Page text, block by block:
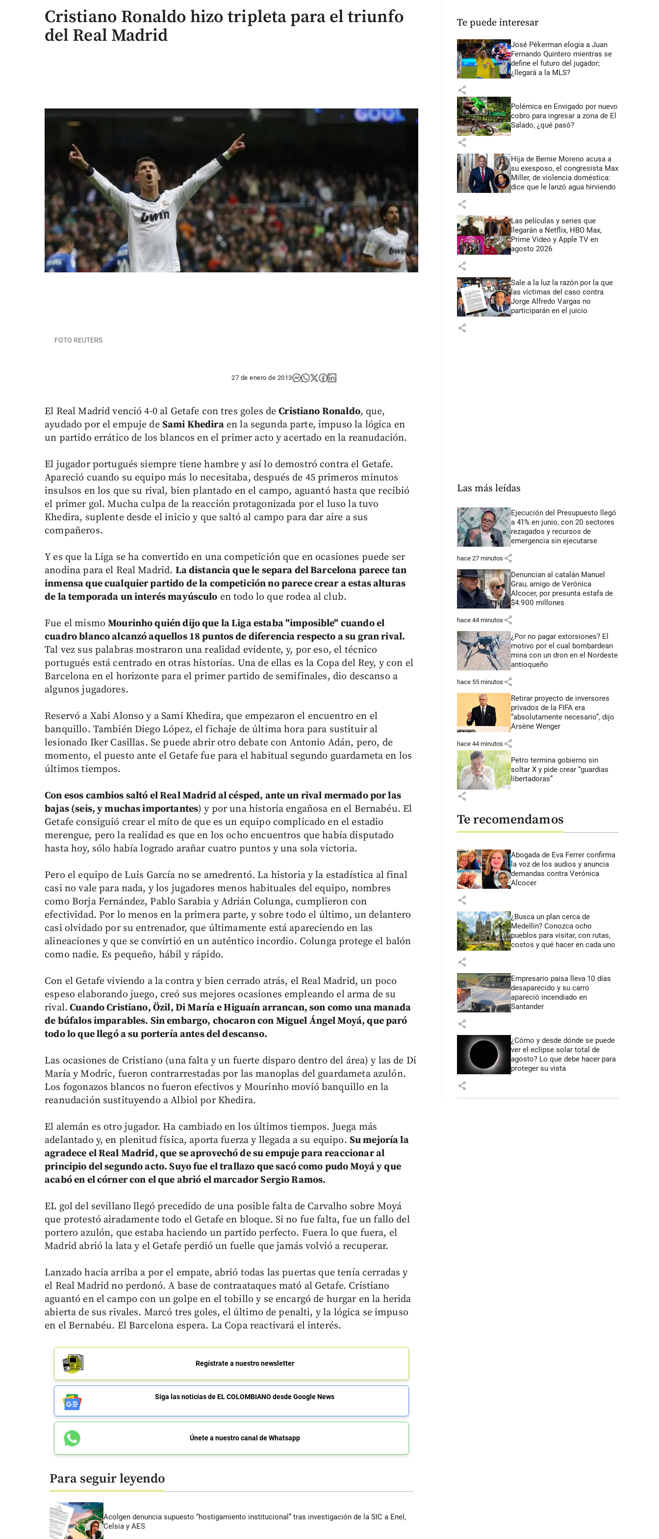
Cristiano Ronaldo hizo tripleta para el triunfo
del Real Madrid
FOTO REUTERS
27 de enero de 2013
El Real Madrid venció 4-0 al Getafe con tres goles deCristiano Ronaldo, que,
ayudado por el empuje de Sami Khediraen la segunda parte, impuso la lógica en
un partido errático de los blancos en el primer acto y acertado en la reanudación.
El jugador portugués siempre tiene hambre y así lo demostró contra el Getafe.
Apareció cuando su equipo más lo necesitaba, después de 45 primeros minutos
insulsos en los que su rival, bien plantado en el campo, aguantó hasta que recibió
el primer gol. Mucha culpa de la reacción protagonizada por el luso la tuvo
Khedira, suplente desde el inicio y que saltó al campo para dar aire a sus
compañeros.
Y es que la Liga se ha convertido en una competición que en ocasiones puede ser
anodina para el Real Madrid. La distancia que le separa del Barcelona parece tan
inmensa que cualquier partido de la competición no parece crear a estas alturas
de la temporada un interés mayúsculo en todo lo que rodea al club.
Fue el mismoMourinho quién dijo que la Liga estaba "imposible" cuando el
cuadro blanco alcanzó aquellos 18 puntos de diferencia respecto a su gran rival.
Tal vez sus palabras mostraron una realidad evidente, y, por eso, el técnico
portugués está centrado en otras historias. Una de ellas es la Copa del Rey, y con el
Barcelona en el horizonte para el primer partido de semifinales, dio descanso a
algunos jugadores.
Reservó a Xabi Alonso y a Sami Khedira, que empezaron el encuentro en el
banquillo. También Diego López, el fichaje de última hora para sustituir al
lesionado Iker Casillas. Se puede abrir otro debate con Antonio Adán, pero, de
momento, el puesto ante el Getafe fue para el habitual segundo guardameta en los
últimos tiempos.
Con esos cambios saltó el Real Madrid al césped, ante un rival mermado por las
bajas (seis, y muchas importantes) y por una historia engañosa en el Bernabéu. El
Getafe consiguió crear el mito de que es un equipo complicado en el estadio
merengue, pero la realidad es que en los ocho encuentros que había disputado
hasta hoy, sólo había logrado arañar cuatro puntos y una sola victoria.
Pero el equipo de Luis García no se amedrentó. La historia y la estadística al final
casi no vale para nada, y los jugadores menos habituales del equipo, nombres
como Borja Fernández, Pablo Sarabia y Adrián Colunga, cumplieron con
efectividad. Por lo menos en la primera parte, y sobre todo el último, un delantero
casi olvidado por su entrenador, que últimamente está apareciendo en las
alineaciones y que se convirtió en un auténtico incordio. Colunga protege el balón
como nadie. Es pequeño, hábil y rápido.
Con el Getafe viviendo a la contra y bien cerrado atrás, el Real Madrid, un poco
espeso elaborando juego, creó sus mejores ocasiones empleando el arma de su
rival. Cuando Cristiano, Özil, Di María e Higuaín arrancan, son como una manada
de búfalos imparables. Sin embargo, chocaron con Miguel Ángel Moyá, que paró
todo lo que llegó a su portería antes del descanso.
Las ocasiones de Cristiano (una falta y un fuerte disparo dentro del área) y las de Di
María y Modric, fueron contrarrestadas por las manoplas del guardameta azulón.
Los fogonazos blancos no fueron efectivos y Mourinho movió banquillo en la
reanudación sustituyendo a Albiol por Khedira.
El alemán es otro jugador. Ha cambiado en los últimos tiempos. Juega más
adelantado y, en plenitud física, aporta fuerza y llegada a su equipo. Su mejoría la
agradece el Real Madrid, que se aprovechó de su empuje para reaccionar al
principio del segundo acto. Suyo fue el trallazo que sacó como pudo Moyá y que
acabó en el córner con el que abrió el marcador Sergio Ramos.
EL gol del sevillano llegó precedido de una posible falta de Carvalho sobre Moyá
que protestó airadamente todo el Getafe en bloque. Si no fue falta, fue un fallo del
portero azulón, que estaba haciendo un partido perfecto. Fuera lo que fuera, el
Madrid abrió la lata y el Getafe perdió un fuelle que jamás volvió a recuperar.
Lanzado hacia arriba a por el empate, abrió todas las puertas que tenía cerradas y
el Real Madrid no perdonó. A base de contraataques mató al Getafe. Cristiano
aguantó en el campo con un golpe en el tobillo y se encargó de hurgar en la herida
abierta de sus rivales. Marcó tres goles, el último de penalti, y la lógica se impuso
en el Bernabéu. El Barcelona espera. La Copa reactivará el interés.
Regístrate a nuestro newsletter
Siga las noticias de EL COLOMBIANO desde Google News
Únete a nuestro canal de Whatsapp
Para seguir leyendo
Acolgen denuncia supuesto “hostigamiento institucional” tras investigación de la SIC a Enel,
Celsia y AES
Te puede interesar
José Pékerman elogia a Juan
Fernando Quintero mientras se
define el futuro del jugador;
¿llegará a la MLS?
share
Polémica en Envigado por nuevo
cobro para ingresar a zona de El
Salado, ¿qué pasó?
share
Hija de Bernie Moreno acusa a
su exesposo, el congresista Max
Miller, de violencia doméstica:
dice que le lanzó agua hirviendo
share
Las películas y series que
llegarán a Netflix, HBO Max,
Prime Video y Apple TV en
agosto 2026
share
Sale a la luz la razón por la que
las víctimas del caso contra
Jorge Alfredo Vargas no
participarán en el juicio
share
Las más leídas
Ejecución del Presupuesto llegó
a 41% en junio, con 20 sectores
rezagados y recursos de
emergencia sin ejecutarse
hace 27 minutos share
Denuncian al catalán Manuel
Grau, amigo de Verónica
Alcocer, por presunta estafa de
$4.900 millones
hace 44 minutos share
¿Por no pagar extorsiones? El
motivo por el cual bombardean
mina con un dron en el Nordeste
antioqueño
hace 55 minutos share
Retirar proyecto de inversores
privados de la FIFA era
“absolutamente necesario”, dijo
Arsène Wenger
hace 44 minutos share
Petro termina gobierno sin
soltar X y pide crear “guardias
libertadoras”
share
Te recomendamos
Abogada de Eva Ferrer confirma
la voz de los audios y anuncia
demandas contra Verónica
Alcocer
share
¿Busca un plan cerca de
Medellín? Conozca ocho
pueblos para visitar, con rutas,
costos y qué hacer en cada uno
share
Empresario paisa lleva 10 días
desaparecido y su carro
apareció incendiado en
Santander
share
¿Cómo y desde dónde se puede
ver el eclipse solar total de
agosto? Lo que debe hacer para
proteger su vista
share